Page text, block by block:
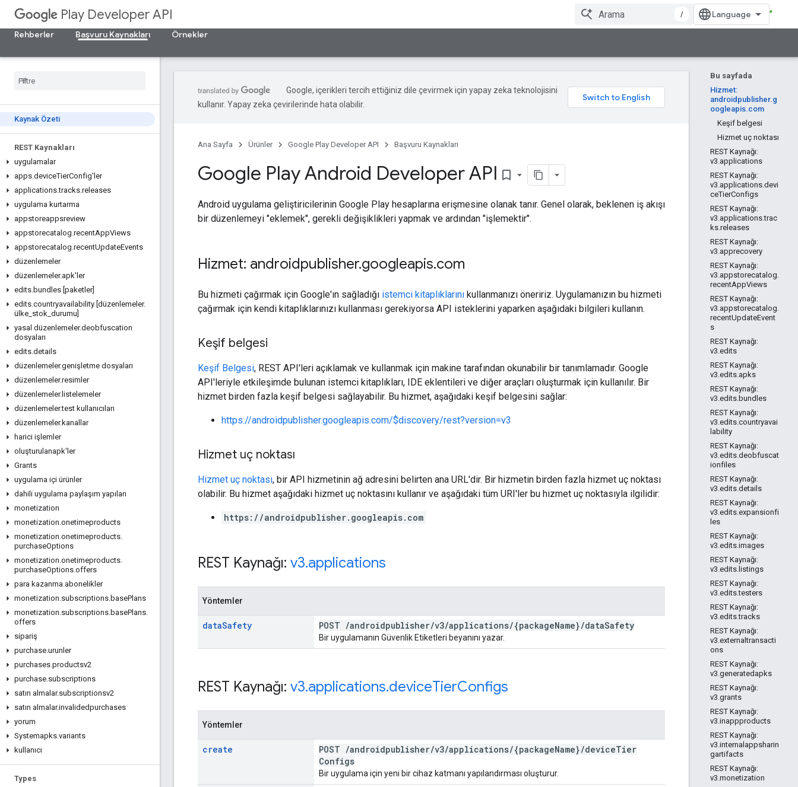
Play Developer API
/
Rehberler
Başvuru Kaynakları Örnekler
Kaynak Özeti
REST Kaynakları
uygulamalar
apps.deviceTierConfig'ler
applications.tracks.releases
uygulama kurtarma
appstoreappsreview
appstorecatalog.recentAppViews
appstorecatalog.recentUpdateEvents
düzenlemeler
düzenlemeler.apk'ler
edits.bundles [paketler]
edits.countryavailability [düzenlemeler.
ülke stok durumu]
yasal düzenlemeler.deobfuscation
dosyaları
edits.details
düzenlemeler.genişletme dosyaları
düzenlemeler.resimler
düzenlemeler. listelemeler
düzenlemeler.test kullanıcıları
düzenlemeler.kanallar
harici işlemler
oluşturulanapk'ler
Grants
uygulama içi ürünler
dahili uygulama paylaşım yapıları
monetization
monetization.onetimeproducts
monetization.onetimeproducts.
purchaseOptions
monetization.onetimeproducts.
purchaseOptions.offers
para kazanma.abonelikler
monetization.subscriptions.basePlans
monetization.subscriptions.basePlans.
offers
sipariş
purchase.urunler
purchases.productsv2
purchase.subscriptions
satın almalar.subscriptionsv2
satın almalar.invalidedpurchases
yorum
Systemapks.variants
kullanıcı
Types
Bu sayfada
Hizmet:
androidpublisher.g
oogleapis.com
Keşif belgesi
Hizmet uç noktası
REST Kaynağı:
v3.applications
REST Kaynağı:
v3.applications.devi
ceTierConfigs
REST Kaynağı:
v3.applications.trac
ks.releases
REST Kaynağı:
v3.apprecovery
REST Kaynağı:
v3.appstorecatalog.
recentAppViews
REST Kaynağı:
v3.appstorecatalog.
recentUpdateEvent
s
REST Kaynağı:
v3.edits
REST Kaynağı:
v3.edits.apks
REST Kaynağı:
v3.edits.bundles
REST Kaynağı:
v3.edits.countryavai
lability
REST Kaynağı:
v3.edits.deobfuscat
ionfiles
REST Kaynağı:
v3.edits.details
REST Kaynağı:
v3.edits.expansionfi
les
REST Kaynağı:
v3.edits.images
REST Kaynağı:
v3.edits.listings
REST Kaynağı:
v3.edits.testers
REST Kaynağı:
v3.edits.tracks
REST Kaynağı:
v3.externaltransacti
ons
REST Kaynağı:
v3.generatedapks
REST Kaynağı:
v3.grants
REST Kaynağı:
v3.inappproducts
REST Kaynağı:
v3.internalappsharin
gartifacts
REST Kaynağı:
v3.monetization
Google, içerikleri tercih ettiğiniz dile çevirmek için yapay zeka teknolojisini
kullanır. Yapay zeka çevirilerinde hata olabilir.
Ana Sayfa Ürünler Google Play Developer API Başvuru Kaynakları
Google Play Android Developer API bookmark_border
Android uygulama geliştiricilerinin Google Play hesaplarına erişmesine olanak tanır. Genel olarak, beklenen iş akışı
bir düzenlemeyi "eklemek", gerekli değişiklikleri yapmak ve ardından "işlemektir".
Hizmet: androidpublisher.googleapis.com
Bu hizmeti çağırmak için Google'ın sağladığı istemci kitaplıklarını kullanmanızı öneririz. Uygulamanızın bu hizmeti
çağırmak için kendi kitaplıklarınızı kullanması gerekiyorsa API isteklerini yaparken aşağıdaki bilgileri kullanın.
Keşif belgesi
Keşif Belgesi, REST API'leri açıklamak ve kullanmak için makine tarafından okunabilir bir tanımlamadır. Google
API'leriyle etkileşimde bulunan istemci kitaplıkları, IDE eklentileri ve diğer araçları oluşturmak için kullanılır. Bir
hizmet birden fazla keşif belgesi sağlayabilir. Bu hizmet, aşağıdaki keşif belgesini sağlar:
https://androidpublisher.googleapis.com/$discovery/rest?version=v3
Hizmet uç noktası
Hizmet uç noktası, bir API hizmetinin ağ adresini belirten ana URL'dir. Bir hizmetin birden fazla hizmet uç noktası
olabilir. Bu hizmet aşağıdaki hizmet uç noktasını kullanır ve aşağıdaki tüm URI'ler bu hizmet uç noktasıyla ilgilidir:
https://androidpublisher.googleapis.com
REST Kaynağı: v3.applications
Yöntemler
dataSafety POST /androidpublisher/v3/applications/{packageName}/dataSafety
Bir uygulamanın Güvenlik Etiketleri beyanını yazar.
REST Kaynağı: v3.applications.deviceTierConfigs
Yöntemler
create POST /androidpublisher/v3/applications/{packageName}/deviceTier
Configs
Bir uygulama için yeni bir cihaz katmanı yapılandırması oluşturur.